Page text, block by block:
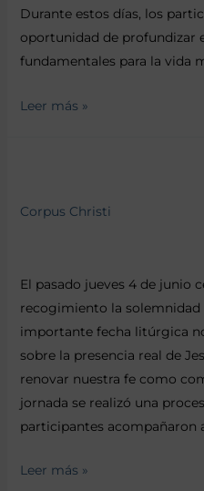
Durante estos días, los
oportunidad de profundizar
fundamentales para la vida
Leer más »
Corpus Christi
El pasado jueves 4 de junio
recogimiento la solemnidad
importante fecha litúrgica
sobre la presencia real de
renovar nuestra fe como
jornada se realizó una
participantes acompañaron
Leer más »